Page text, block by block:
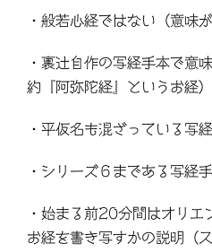
・般若心経ではない（意味
・裏辻自作の写経手本で意
約『阿弥陀経』というお経）
・平仮名も混ざっている写
・シリーズ６まである写経
・始まる前20分間はオリエ
お経を書き写すかの説明（